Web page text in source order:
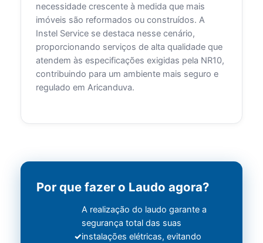
necessidade crescente à medida que mais
imóveis são reformados ou construídos. A
Instel Service se destaca nesse cenário,
proporcionando serviços de alta qualidade que
atendem às especificações exigidas pela NR10,
contribuindo para um ambiente mais seguro e
regulado em Aricanduva.
Por que fazer o Laudo agora?
A realização do laudo garante a
segurança total das suas
instalações elétricas, evitando